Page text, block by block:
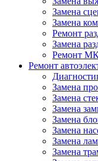
Замена
Замена
Ремонт
Замена
Ремонт
Ремонт
Замена
Замена
Замена
Замена
Замена
Замена
Замена